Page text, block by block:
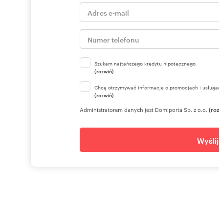
Szukam najtańszego kredytu hipotecznego
(rozwiń)
Chcę otrzymywać informacje o promocjach i
(rozwiń)
Administratorem danych jest Domiporta Sp. z o.o.